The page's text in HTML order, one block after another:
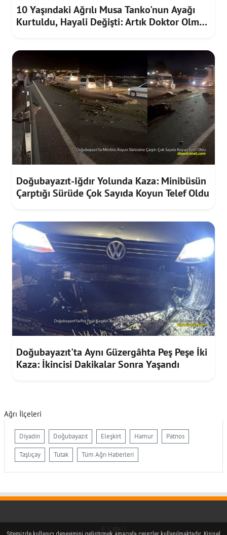
10 Yaşındaki Ağrılı Musa Tanko'nun Ayağı
Kurtuldu, Hayali Değişti: Artık Doktor Olmak
Doğubayazıt-Iğdır Yolunda Kaza: Minibüsün
Çarptığı Sürüde Çok Sayıda Koyun Telef Oldu
Doğubayazıt'ta Aynı Güzergâhta Peş Peşe İki
Kaza: İkincisi Dakikalar Sonra Yaşandı
Ağrı İlçeleri
Diyadin Doğubayazıt Eleşkirt Hamur Patnos
Taşlıçay Tutak Tüm Ağrı Haberleri
Facebook
Twitter (X)
YouTube
Instagram